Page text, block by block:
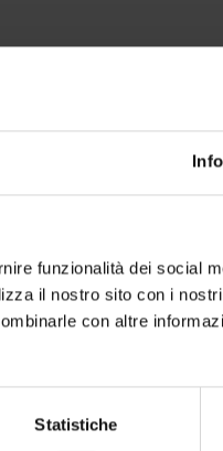
funzionalità dei social
il nostro sito con i
con altre
Statistiche